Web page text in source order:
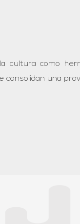
cultura como
una